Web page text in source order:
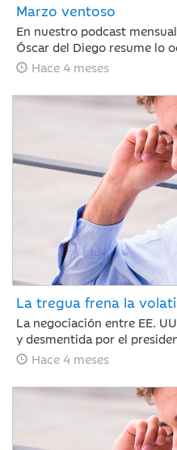
Marzo ventoso
En nuestro podcast
Óscar del Diego resume lo
financiero durante un mes,
buen año para los
Hace 4 meses
La tregua frena la
La negociación entre EE.
y desmentida por el
suficiente para calmar a los
Santamaría de Area de
sigue marcada por la guerra
Hace 4 meses